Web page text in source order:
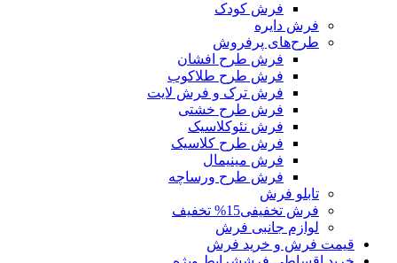
فرش کودک
فرش دایره
طرح‌های پرفروش
فرش طرح افشان
فرش طرح طلاکوب
فرش ترک و فرش لایت
فرش طرح خشتی
فرش نئوکلاسیک
فرش طرح کلاسیک
فرش مینیمال
فرش طرح ورساچه
تابلو فرش
فرش تخفیفی15% تخفیف
لوازم جانبی فرش
قیمت فرش و خرید فرش